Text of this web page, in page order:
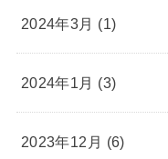
2024年3月 (1)
2024年1月 (3)
2023年12月 (6)